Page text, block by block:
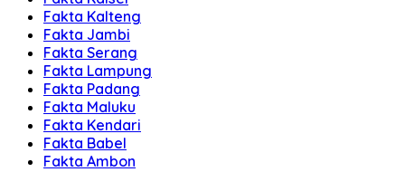
Fakta Kalteng
Fakta Jambi
Fakta Serang
Fakta Lampung
Fakta Padang
Fakta Maluku
Fakta Kendari
Fakta Babel
Fakta Ambon